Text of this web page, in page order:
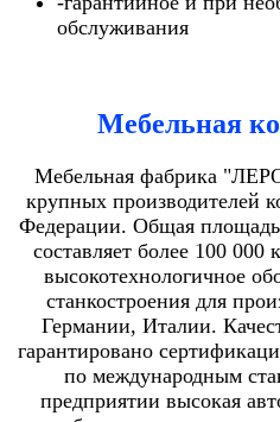
обслуживания
Мебельная
Мебельная фабрика
крупных производителей
Федерации. Общая
составляет более 100
высокотехнологичное
станкостроения для
Германии, Италии.
гарантировано
по международным
предприятии высокая